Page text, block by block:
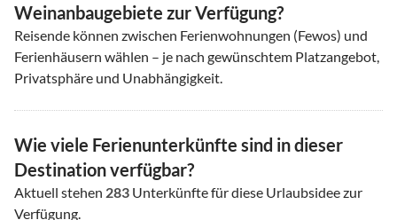
Weinanbaugebiete zur Verfügung?
Reisende können zwischen Ferienwohnungen (Fewos) und
Ferienhäusern wählen – je nach gewünschtem Platzangebot,
Privatsphäre und Unabhängigkeit.
Wie viele Ferienunterkünfte sind in dieser
Destination verfügbar?
Aktuell stehen 283 Unterkünfte für diese Urlaubsidee zur
Verfügung.